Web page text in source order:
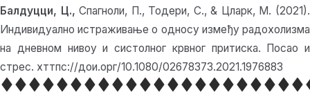
Балдуцци, Ц., Спагноли, П., Тодери, С., & Цларк, М. (2021).
Индивидуално истраживање о односу између радохолизма
на дневном нивоу и систолног крвног притиска. Посао и
стрес. хттпс://дои.орг/10.1080/02678373.2021.1976883